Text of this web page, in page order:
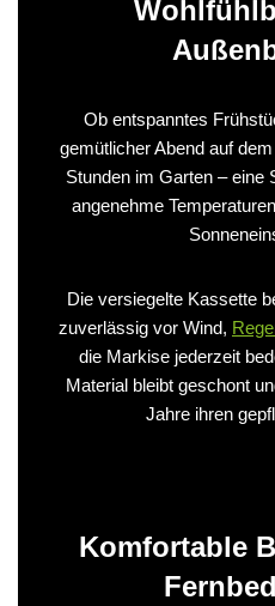
Ob entspanntes
gemütlicher Abend auf
Stunden im Garten – eine
angenehme
Die versiegelte Kassette
zuverlässig vor Wind,
die Markise jederzeit
Material bleibt geschont
Jahre ihren
Komfortable